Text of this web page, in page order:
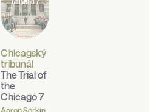
Chicagský
tribunál
The Trial of
the
Chicago 7